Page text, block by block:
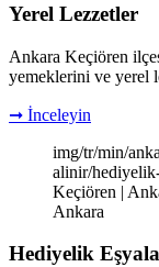
Yerel Lezzetler
Ankara Keçiören
yemeklerini ve yerel
➞ İnceleyin
img/tr/min/
alinir/
Keçiören |
Ankara
Hediyelik